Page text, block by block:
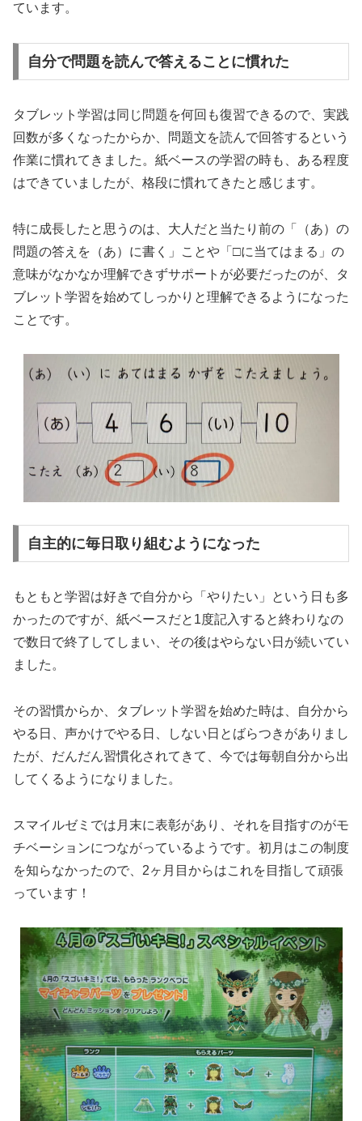
ています。
自分で問題を読んで答えることに慣れた
タブレット学習は同じ問題を何回も復習できるので、実践
回数が多くなったからか、問題文を読んで回答するという
作業に慣れてきました。紙ベースの学習の時も、ある程度
はできていましたが、格段に慣れてきたと感じます。
特に成長したと思うのは、大人だと当たり前の「（あ）の
問題の答えを（あ）に書く」ことや「□に当てはまる」の
意味がなかなか理解できずサポートが必要だったのが、タ
ブレット学習を始めてしっかりと理解できるようになった
ことです。
自主的に毎日取り組むようになった
もともと学習は好きで自分から「やりたい」という日も多
かったのですが、紙ベースだと1度記入すると終わりなの
で数日で終了してしまい、その後はやらない日が続いてい
ました。
その習慣からか、タブレット学習を始めた時は、自分から
やる日、声かけでやる日、しない日とばらつきがありまし
たが、だんだん習慣化されてきて、今では毎朝自分から出
してくるようになりました。
スマイルゼミでは月末に表彰があり、それを目指すのがモ
チベーションにつながっているようです。初月はこの制度
を知らなかったので、2ヶ月目からはこれを目指して頑張
っています！